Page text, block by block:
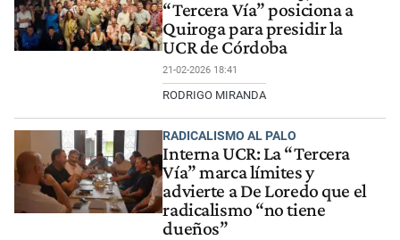
“Tercera Vía” posiciona a
Quiroga para presidir la
UCR de Córdoba
21-02-2026 18:41
RODRIGO MIRANDA
RADICALISMO AL PALO
Interna UCR: La “Tercera
Vía” marca límites y
advierte a De Loredo que el
radicalismo “no tiene
dueños”